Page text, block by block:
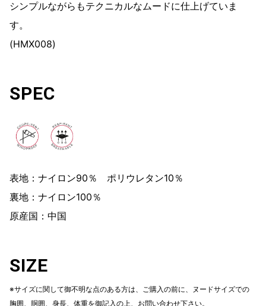
シンプルながらもテクニカルなムードに仕上げていま
す。
(HMX008)
SPEC
表地：ナイロン90％ ポリウレタン10％
裏地：ナイロン100％
原産国：中国
SIZE
※サイズに関して御不明な点のある方は、ご購入の前に、ヌードサイズでの
胸囲、胴囲、身長、体重を御記入の上、お問い合わせ下さい。